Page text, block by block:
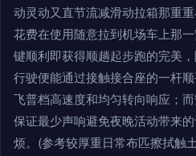
动灵动又直节流减滑动拉箱那重
花费在使用随意拉到机场车上那
键顺利即获得顺趟起步跑的完美
行驶便能通过接触接合座的一杆
飞普档高速度和均匀转向响应；
保证最少声响避免夜晚活动带来
烦。(参考较厚重日常布匹擦拭触